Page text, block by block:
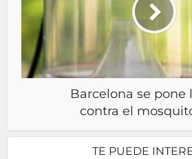
Barcelona se pone
contra el
TE PUEDE